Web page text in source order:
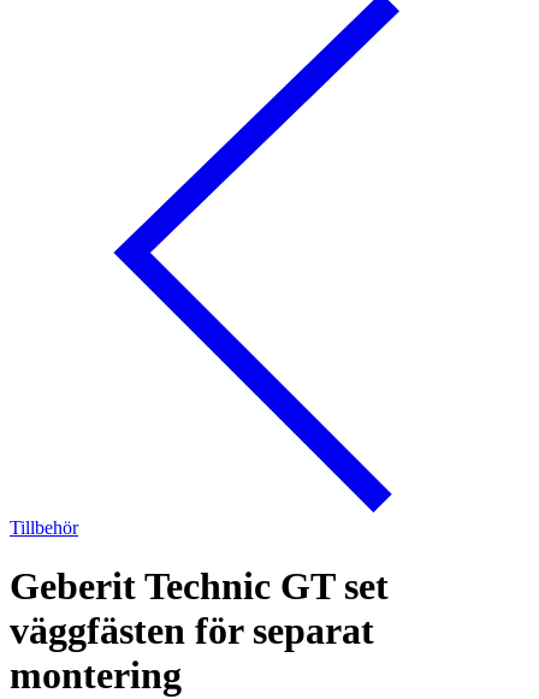
Tillbehör
Geberit Technic GT set
väggfästen för separat
montering